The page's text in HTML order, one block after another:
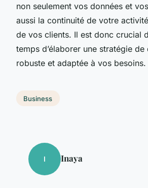
non seulement vos données et
aussi la continuité de votre
de vos clients. Il est donc crucial
temps d’élaborer une stratégie
robuste et adaptée à vos besoins.
Business
I Inaya